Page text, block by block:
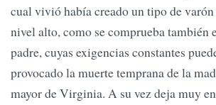
cual vivió había creado un tipo de
nivel alto, como se comprueba también
padre, cuyas exigencias constantes
provocado la muerte temprana de la
mayor de Virginia. A su vez deja muy